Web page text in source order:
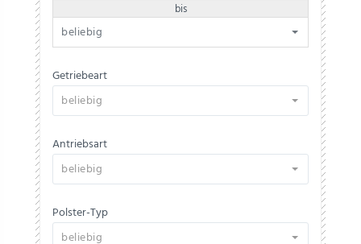
bis
beliebig
Getriebeart
beliebig
Antriebsart
beliebig
Polster-Typ
beliebig